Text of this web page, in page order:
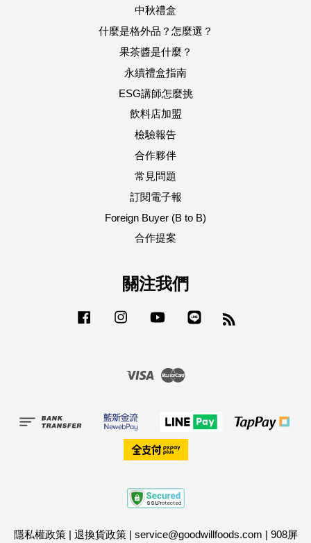
中秋禮盒
什麼是格外品？怎麼選？
果茶醬是什麼？
永續禮盒指南
ESG講師怎麼挑
飲料店加盟
檢驗報告
合作夥伴
常見問題
訂閱電子報
Foreign Buyer (B to B)
合作提案
關注我們
Facebook Instagram YouTube
Visa
隱私權政策| 退換貨政策| service@goodwillfoods.com | 908屏